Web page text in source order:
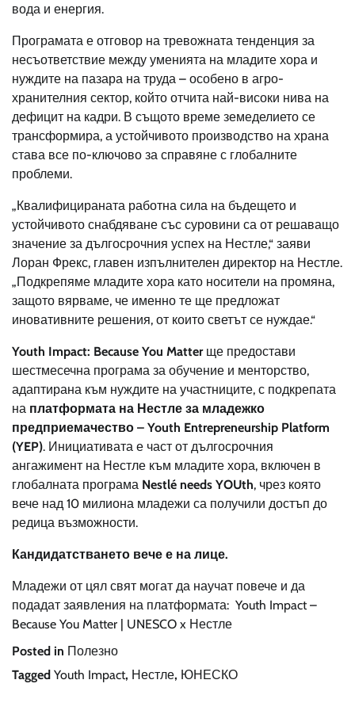
вода и енергия.
Програмата е отговор на тревожната тенденция за
несъответствие между уменията на младите хора и
нуждите на пазара на труда – особено в агро-
хранителния сектор, който отчита най-високи нива на
дефицит на кадри. В същото време земеделието се
трансформира, а устойчивото производство на храна
става все по-ключово за справяне с глобалните
проблеми.
„Квалифицираната работна сила на бъдещето и
устойчивото снабдяване със суровини са от решаващо
значение за дългосрочния успех на Нестле,“ заяви
Лоран Фрекс, главен изпълнителен директор на Нестле.
„Подкрепяме младите хора като носители на промяна,
защото вярваме, че именно те ще предложат
иновативните решения, от които светът се нуждае.“
Youth Impact: Because You Matterще предостави
шестмесечна програма за обучение и менторство,
адаптирана към нуждите на участниците, с подкрепата
на платформата на Нестле за младежко
предприемачество – Youth Entrepreneurship Platform
(YEP). Инициативата е част от дългосрочния
ангажимент на Нестле към младите хора, включен в
глобалната програма Nestlé needs YOUth, чрез която
вече над 10 милиона младежи са получили достъп до
редица възможности.
Кандидатстването вече е на лице.
Младежи от цял свят могат да научат повече и да
подадат заявления на платформата: Youth Impact –
Because You Matter | UNESCO x Нестле
Posted in Полезно
Tagged Youth Impact, Нестле, ЮНЕСКО